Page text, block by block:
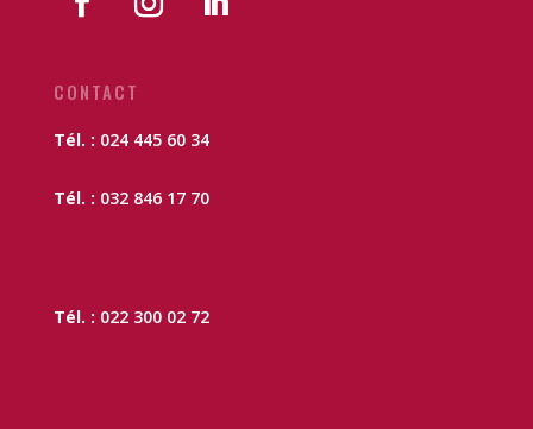
CONTACT
Tél. : 024 445 60 34
Tél. : 032 846 17 70
Tél. : 022 300 02 72